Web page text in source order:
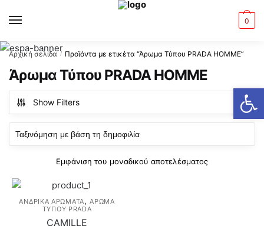
Ανοίξτε τη γραμμή εργαλείων
0
Αρχική σελίδα / Προϊόντα με ετικέτα “Άρωμα Τύπου PRADA ΗΟΜΜΕ”
Άρωμα Τύπου PRADA ΗΟΜΜΕ
Show Filters
Εμφάνιση του μοναδικού αποτελέσματος
ΑΝΔΡΙΚΑ ΑΡΩΜΑΤΑ,ΆΡΩΜΑ
ΤΎΠΟΥ PRADA
CAMILLE